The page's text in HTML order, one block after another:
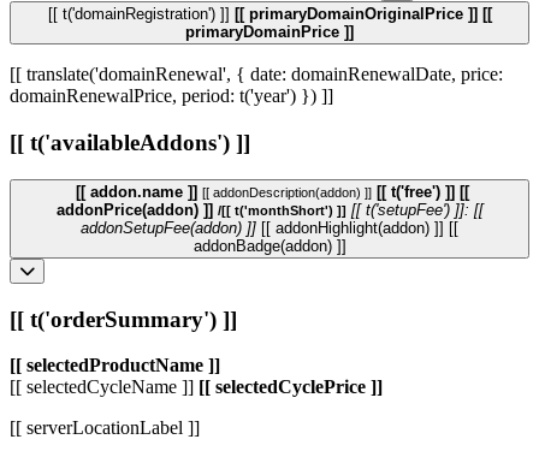
[[ t('domainRegistration') ]] [[ primaryDomainOriginalPrice ]] [[
primaryDomainPrice ]]
[[ translate('domainRenewal', { date: domainRenewalDate, price:
domainRenewalPrice, period: t('year') }) ]]
[[ t('availableAddons') ]]
[[ addon.name ]] [[ addonDescription(addon) ]] [[ t('free') ]] [[
addonPrice(addon) ]] /[[ t('monthShort') ]] [[ t('setupFee') ]]: [[
addonSetupFee(addon) ]] [[ addonHighlight(addon) ]] [[
addonBadge(addon) ]]
[[ t('orderSummary') ]]
[[ selectedProductName ]]
[[ selectedCycleName ]] [[ selectedCyclePrice ]]
[[ serverLocationLabel ]]